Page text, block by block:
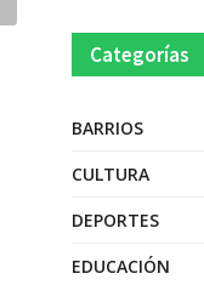
Categorías
BARRIOS
CULTURA
DEPORTES
EDUCACIÓN